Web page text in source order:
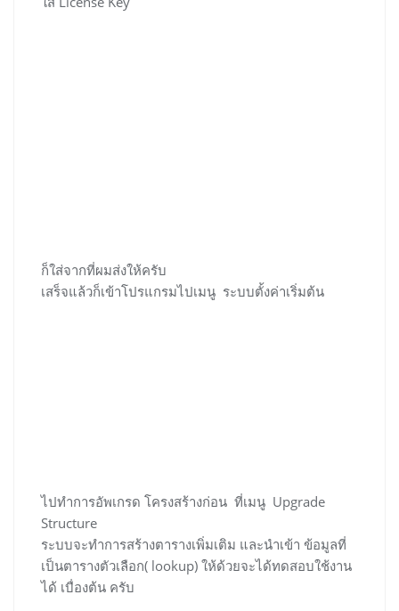
ก็ใส่จากที่ผมส่งให้ครับ
เสร็จแล้วก็เข้าโปรแกรมไปเมนู ระบบตั้งค่าเริ่มต้น
ไปทำการอัพเกรด โครงสร้างก่อน ที่เมนู Upgrade
Structure
ระบบจะทำการสร้างตารางเพิ่มเติม และนำเข้า ข้อมูลที่
เป็นตารางตัวเลือก( lookup) ให้ด้วยจะได้ทดสอบใช้งาน
ได้ เบื่องต้น ครับ